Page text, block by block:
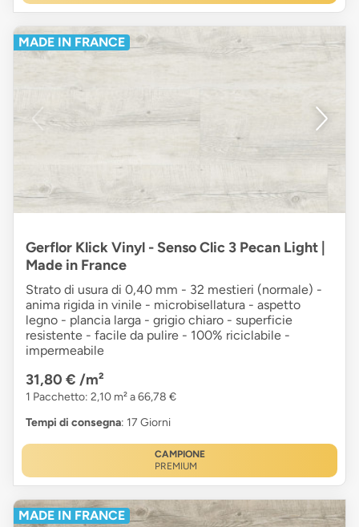
MADE IN FRANCE
Gerflor Klick Vinyl - Senso Clic 3 Pecan Light |
Made in France
Strato di usura di 0,40 mm - 32 mestieri (normale) -
anima rigida in vinile - microbisellatura - aspetto
legno - plancia larga - grigio chiaro - superficie
resistente - facile da pulire - 100% riciclabile -
impermeabile
31,80 € /m²
1 Pacchetto: 2,10 m² a 66,78 €
Tempi di consegna: 17 Giorni
CAMPIONE
PREMIUM
MADE IN FRANCE